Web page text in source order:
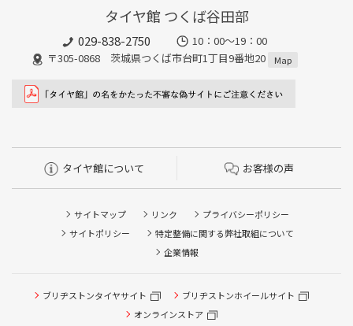
タイヤ館 つくば谷田部
029-838-2750
10：00～19：00
〒305-0868 茨城県つくば市台町1丁目9番地20
Map
タイヤ館について お客様の声
サイトマップ リンク
プライバシーポリシー
サイトポリシー
特定整備に関する弊社取組について
企業情報
ブリヂストンタイヤサイト
ブリヂストンホイールサイト
オンラインストア